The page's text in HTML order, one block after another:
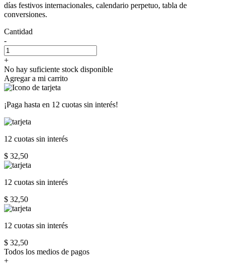
días festivos internacionales, calendario perpetuo, tabla de
conversiones.
Cantidad
-
+
No hay suficiente stock disponible
Agregar a mi carrito
¡Paga hasta en 12 cuotas sin interés!
12 cuotas sin interés
$ 32,50
12 cuotas sin interés
$ 32,50
12 cuotas sin interés
$ 32,50
Todos los medios de pagos
+